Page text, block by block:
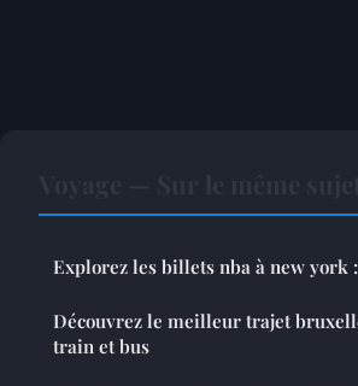
Explorez les billets nba à new york
Découvrez le meilleur trajet
train et bus